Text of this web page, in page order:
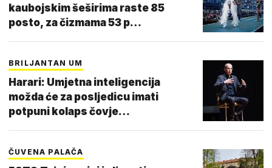
kaubojskim šeširima raste 85
posto, za čizmama 53 p…
BRILJANTAN UM
Harari: Umjetna inteligencija
možda će za posljedicu imati
potpuni kolaps čovje…
ČUVENA PALAČA